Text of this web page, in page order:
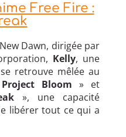
Free Fire :
Dawn, dirigée par
Kelly, une
retrouve mêlée au
Project Bloom » et
», une capacité
libérer tout ce qui a